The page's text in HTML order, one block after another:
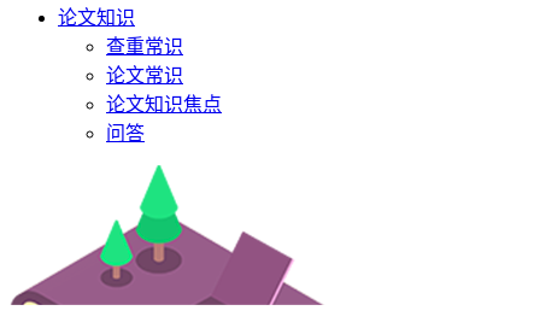
论文知识
查重常识
论文常识
论文知识焦点
问答